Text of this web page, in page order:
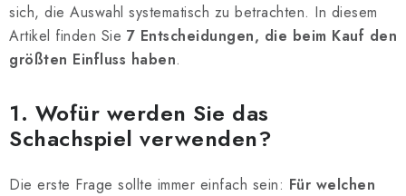
sich, die Auswahl systematisch zu betrachten. In diesem
Artikel finden Sie 7 Entscheidungen, die beim Kauf den
größten Einfluss haben.
1. Wofür werden Sie das
Schachspiel verwenden?
Die erste Frage sollte immer einfach sein: Für welchen